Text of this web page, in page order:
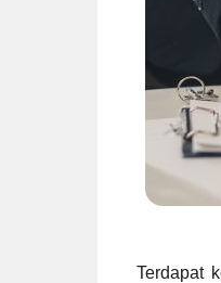
Terdapat